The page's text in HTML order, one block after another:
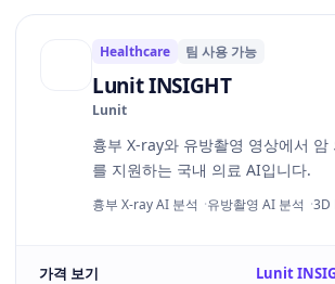
Healthcare 팀 사용 가능
Lunit INSIGHT
Lunit
흉부 X-ray와 유방촬영 영상에서 암
를 지원하는 국내 의료 AI입니다.
흉부 X-ray AI 분석 유방촬영 AI 분석 3D
가격 보기 Lunit